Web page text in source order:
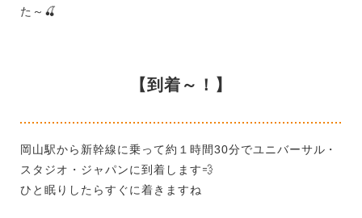
た～ 🍒
【到着～！】
岡山駅から新幹線に乗って約１時間30分でユニバーサル・
スタジオ・ジャパンに到着します💨
ひと眠りしたらすぐに着きますね